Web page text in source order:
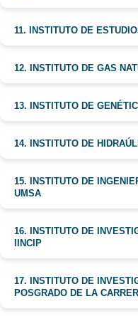
11. INSTITUTO DE
12. INSTITUTO DE GAS
13. INSTITUTO DE
14. INSTITUTO DE
15. INSTITUTO DE
UMSA
16. INSTITUTO DE
IINCIP
17. INSTITUTO DE
POSGRADO DE LA